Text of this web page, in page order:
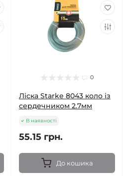
0
Ліска Starke 8043 коло із
сердечником 2.7мм
В наявності
55.15 грн.
До кошика